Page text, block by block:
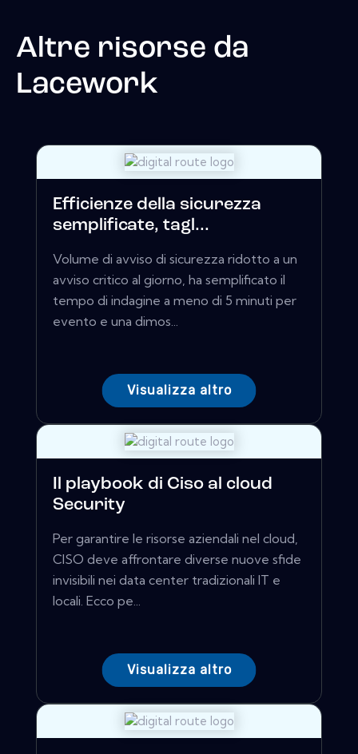
Altre risorse da
Lacework
Efficienze della sicurezza
semplificate, tagl...
Volume di avviso di sicurezza ridotto a un
avviso critico al giorno, ha semplificato il
tempo di indagine a meno di 5 minuti per
evento e una dimos...
Visualizza altro
Il playbook di Ciso al cloud
Security
Per garantire le risorse aziendali nel cloud,
CISO deve affrontare diverse nuove sfide
invisibili nei data center tradizionali IT e
locali. Ecco pe...
Visualizza altro